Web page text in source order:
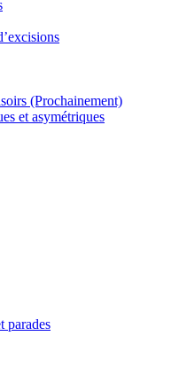
(Prochainement)
et asymétriques
parades